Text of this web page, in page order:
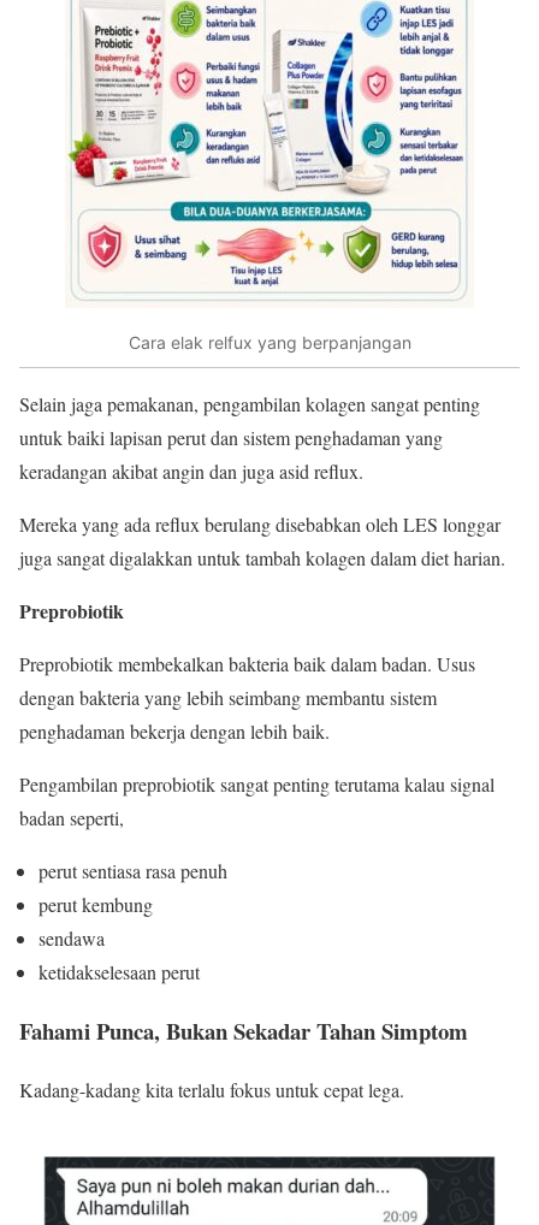
Cara elak relfux yang berpanjangan
Selain jaga pemakanan, pengambilan kolagen sangat penting
untuk baiki lapisan perut dan sistem penghadaman yang
keradangan akibat angin dan juga asid reflux.
Mereka yang ada reflux berulang disebabkan oleh LES longgar
juga sangat digalakkan untuk tambah kolagen dalam diet harian.
Preprobiotik
Preprobiotik membekalkan bakteria baik dalam badan. Usus
dengan bakteria yang lebih seimbang membantu sistem
penghadaman bekerja dengan lebih baik.
Pengambilan preprobiotik sangat penting terutama kalau signal
badan seperti,
perut sentiasa rasa penuh
perut kembung
sendawa
ketidakselesaan perut
Fahami Punca, Bukan Sekadar Tahan Simptom
Kadang-kadang kita terlalu fokus untuk cepat lega.